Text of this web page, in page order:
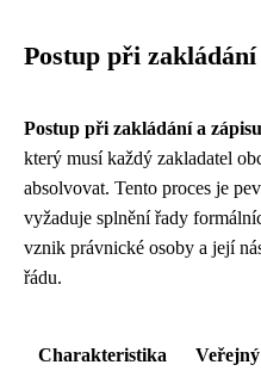
Postup při
Postup při zakládání a
který musí každý zakladatel
absolvovat. Tento proces je
vyžaduje splnění řady
vznik právnické osoby a její
řádu.
Charakteristika
Veřejný